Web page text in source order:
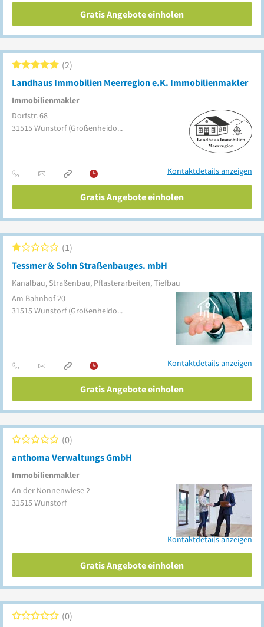
Gratis Angebote einholen
Landhaus Immobilien Meerregion e.K. Immobilienmakler
Immobilienmakler
2
Dorfstr. 68
31515Wunstorf (Großenheidorn)
Kontaktdetails anzeigen
Gratis Angebote einholen
Tessmer & Sohn Straßenbauges. mbH
Kanalbau, Straßenbau, Pflasterarbeiten, Tiefbau
1
Am Bahnhof 20
31515Wunstorf (Großenheidorn)
Kontaktdetails anzeigen
Gratis Angebote einholen
anthoma Verwaltungs GmbH
Immobilienmakler
0
An der Nonnenwiese 2
31515Wunstorf
Kontaktdetails anzeigen
Gratis Angebote einholen
0